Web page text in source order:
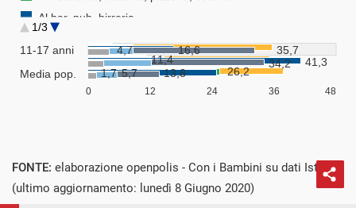
FONTE: elaborazione openpolis - Con i Bambini su dati Istat
(ultimo aggiornamento: lunedì 8 Giugno 2020)